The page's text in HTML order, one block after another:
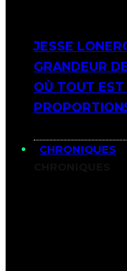
JESSE
GRANDEUR
OÙ TOUT
CHRONIQUES